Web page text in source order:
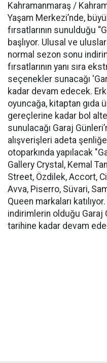
Kahramanmaraş /
Yaşam Merkezi’nde,
fırsatlarının sunulduğu
başlıyor. Ulusal ve
normal sezon sonu
fırsatlarının yanı sıra
seçenekler sunacağı
kadar devam edecek.
oyuncağa, kitaptan gıda
gereçlerine kadar bol
sunulacağı Garaj
alışverişleri adeta
otoparkında yapılacak
Gallery Crystal, Kemal
Street, Özdilek, Accort,
Avva, Piserro, Süvari,
Queen markaları
indirimlerin olduğu Garaj
tarihine kadar devam